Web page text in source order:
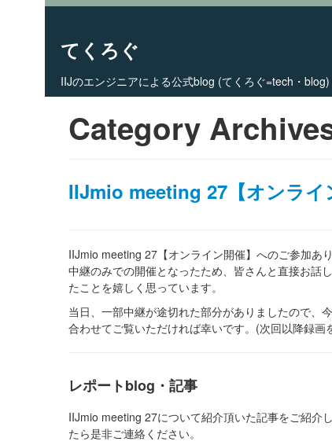
てくろぐ
IIJのエンジニアによる公式blog (てくろぐ=tech・blog)
Main menu
Category
IIJmio meeting 27【オンライ
IIJmio meeting 27【オンライン開催】へのご参加あ
中継のみでの開催となったため、皆さんと直接お話
たことを嬉しく思っています。
当日、一部中継が途切れた部分がありましたので、
合わせてご覧いただければ幸いです。(次回以降録画
レポートblog・記事
IIJmio meeting 27について紹介頂いた記事をご紹介
たら是非ご連絡ください。